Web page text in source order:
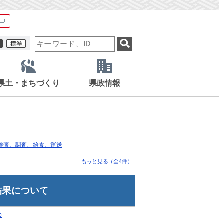
検
索
ー
ー
ド
土・まちづくり 県政情報
査、調査、給食、運送
もっと見る（全4件）
について